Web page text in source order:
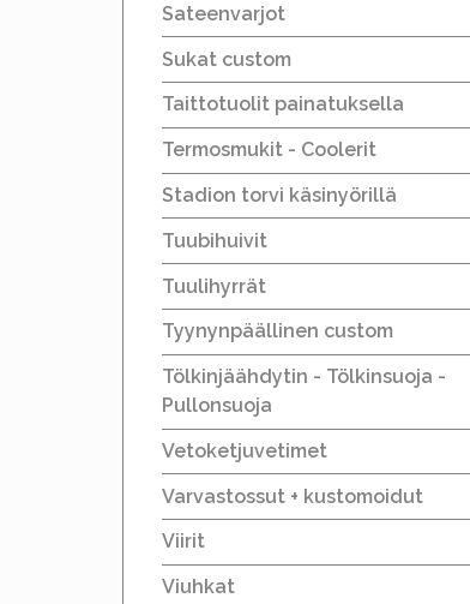
Sateenvarjot
Sukat custom
Taittotuolit painatuksella
Termosmukit - Coolerit
Stadion torvi käsinyörillä
Tuubihuivit
Tuulihyrrät
Tyynynpäällinen custom
Tölkinjäähdytin - Tölkinsuoja -
Pullonsuoja
Vetoketjuvetimet
Varvastossut + kustomoidut
Viirit
Viuhkat